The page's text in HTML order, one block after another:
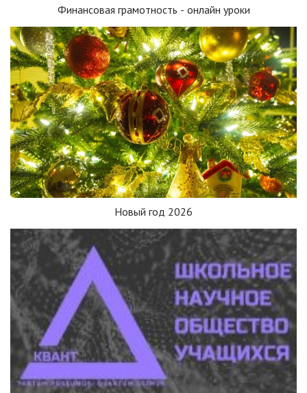
Финансовая грамотность - онлайн уроки
Новый год 2026